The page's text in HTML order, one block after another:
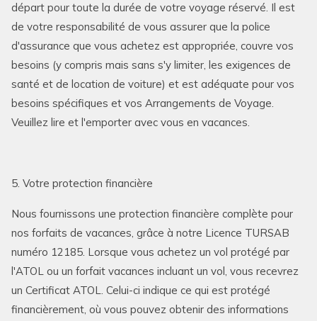
départ pour toute la durée de votre voyage réservé. Il est
de votre responsabilité de vous assurer que la police
d'assurance que vous achetez est appropriée, couvre vos
besoins (y compris mais sans s'y limiter, les exigences de
santé et de location de voiture) et est adéquate pour vos
besoins spécifiques et vos Arrangements de Voyage.
Veuillez lire et l'emporter avec vous en vacances.
5. Votre protection financière
Nous fournissons une protection financière complète pour
nos forfaits de vacances, grâce à notre Licence TURSAB
numéro 12185. Lorsque vous achetez un vol protégé par
l'ATOL ou un forfait vacances incluant un vol, vous recevrez
un Certificat ATOL. Celui-ci indique ce qui est protégé
financièrement, où vous pouvez obtenir des informations